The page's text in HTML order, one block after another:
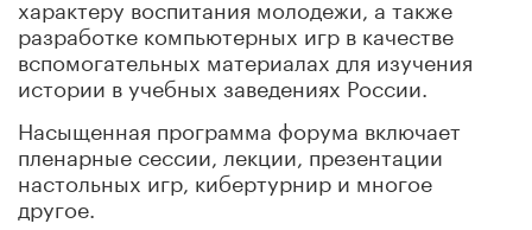
характеру воспитания молодежи, а также
разработке компьютерных игр в качестве
вспомогательных материалах для изучения
истории в учебных заведениях России.
Насыщенная программа форума включает
пленарные сессии, лекции, презентации
настольных игр, кибертурнир и многое
другое.